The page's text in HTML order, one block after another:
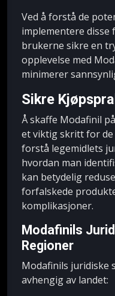
Ved å forstå de
implementere disse
brukerne sikre en
opplevelse med
minimerer
Sikre
Å skaffe Modafinil
et viktig skritt for
forstå legemidlets
hvordan man
kan betydelig
forfalskede
komplikasjoner.
Modafinils
Regioner
Modafinils juridiske
avhengig av landet: